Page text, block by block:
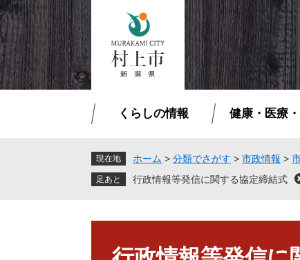
ペ
ー
ジ
の
先
頭
メ
ニ
ュ
ー
を
飛
くらしの情報 健康・医療
現在地 ホーム > 分類でさがす > 市政情報 >
行政情報等発信に関する協定締結式